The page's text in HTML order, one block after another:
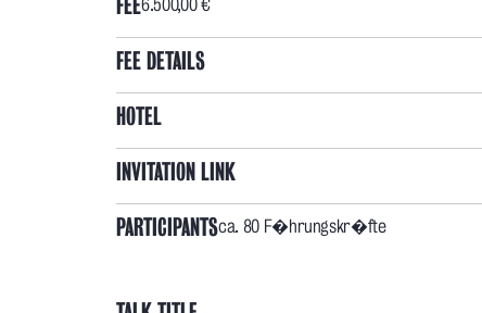
6.500,00 €
FEE DETAILS
HOTEL
INVITATION LINK
PARTICIPANTSca. 80 F�hrungskr�fte